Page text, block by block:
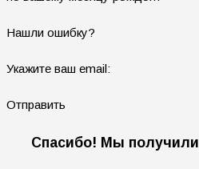
Нашли ошибку?
Укажите ваш email:
Отправить
Спасибо! Мы